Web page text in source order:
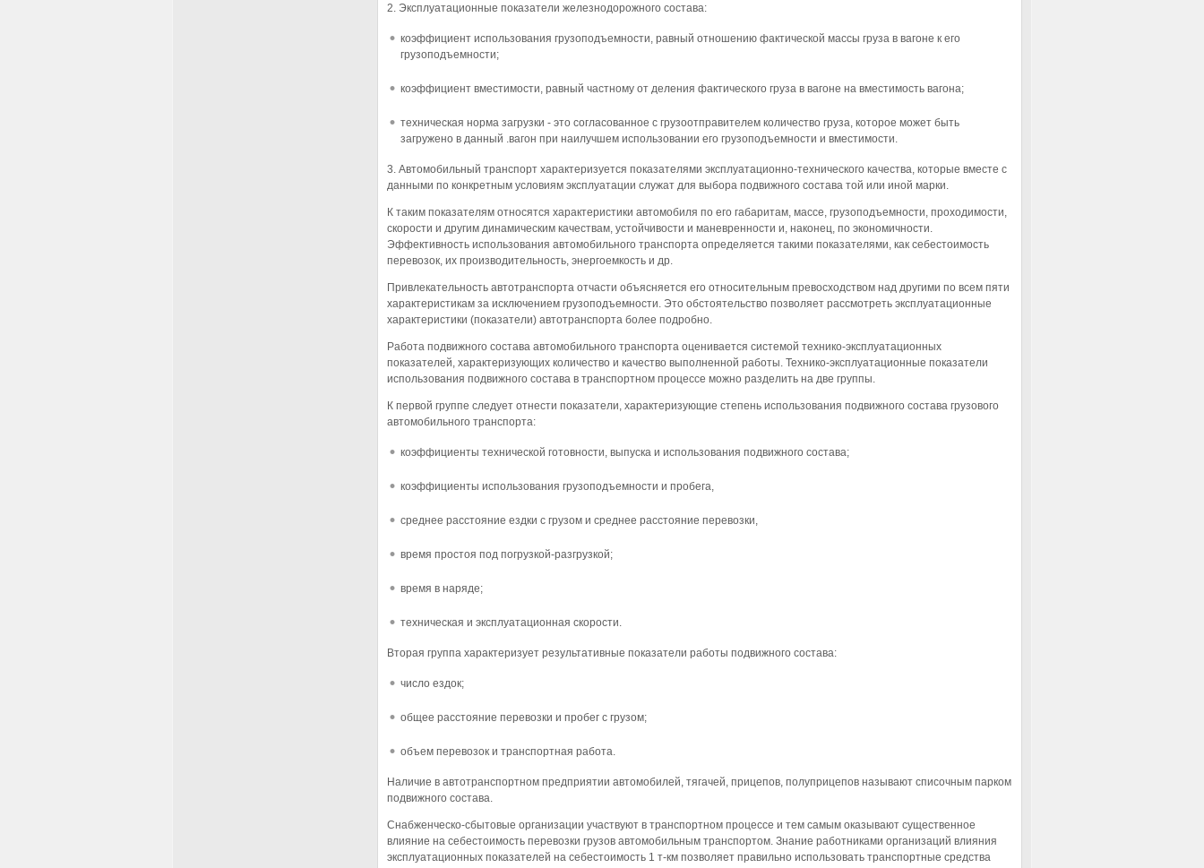
2. Эксплуатационные показатели железнодорожного состава:
коэффициент использования грузоподъемности, равный отношению фактической массы груза в вагоне к его
грузоподъемности;
коэффициент вместимости, равный частному от деления фактического груза в вагоне на вместимость вагона;
техническая норма загрузки - это согласованное с грузоотправителем количество груза, которое может быть
загружено в данный .вагон при наилучшем использовании его грузоподъемности и вместимости.
3. Автомобильный транспорт характеризуется показателями эксплуатационно-технического качества, которые вместе с
данными по конкретным условиям эксплуатации служат для выбора подвижного состава той или иной марки.
К таким показателям относятся характеристики автомобиля по его габаритам, массе, грузоподъемности, проходимости,
скорости и другим динамическим качествам, устойчивости и маневренности и, наконец, по экономичности.
Эффективность использования автомобильного транспорта определяется такими показателями, как себестоимость
перевозок, их производительность, энергоемкость и др.
Привлекательность автотранспорта отчасти объясняется его относительным превосходством над другими по всем пяти
характеристикам за исключением грузоподъемности. Это обстоятельство позволяет рассмотреть эксплуатационные
характеристики (показатели) автотранспорта более подробно.
Работа подвижного состава автомобильного транспорта оценивается системой технико-эксплуатационных
показателей, характеризующих количество и качество выполненной работы. Технико-эксплуатационные показатели
использования подвижного состава в транспортном процессе можно разделить на две группы.
К первой группе следует отнести показатели, характеризующие степень использования подвижного состава грузового
автомобильного транспорта:
коэффициенты технической готовности, выпуска и использования подвижного состава;
коэффициенты использования грузоподъемности и пробега,
среднее расстояние ездки с грузом и среднее расстояние перевозки,
время простоя под погрузкой-разгрузкой;
время в наряде;
техническая и эксплуатационная скорости.
Вторая группа характеризует результативные показатели работы подвижного состава:
число ездок;
общее расстояние перевозки и пробег с грузом;
объем перевозок и транспортная работа.
Наличие в автотранспортном предприятии автомобилей, тягачей, прицепов, полуприцепов называют списочным парком
подвижного состава.
Снабженческо-сбытовые организации участвуют в транспортном процессе и тем самым оказывают существенное
влияние на себестоимость перевозки грузов автомобильным транспортом. Знание работниками организаций влияния
эксплуатационных показателей на себестоимость 1 т-км позволяет правильно использовать транспортные средства